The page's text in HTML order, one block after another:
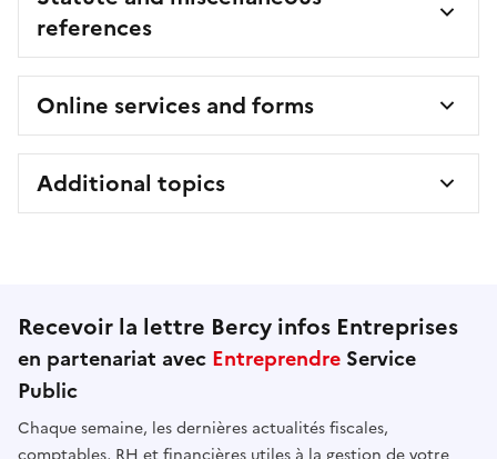
references
Online services and forms
Additional topics
Recevoir la lettre Bercy infos Entreprises
en partenariat avec Entreprendre Service
Public
Chaque semaine, les dernières actualités fiscales,